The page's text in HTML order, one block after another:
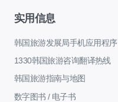
实用信息
韩国旅游发展局手机应用程序
1330韩国旅游咨询翻译热线
韩国旅游指南与地图
数字图书 / 电子书